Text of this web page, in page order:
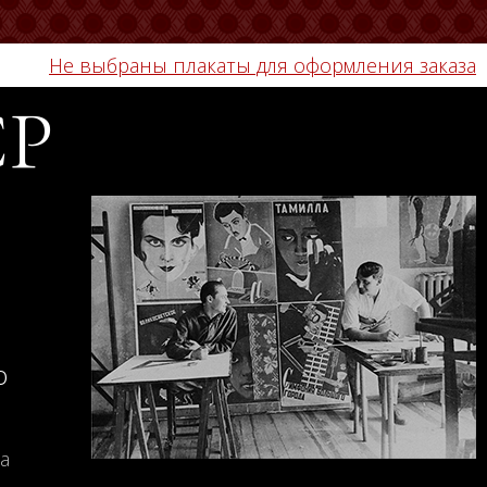
Не выбраны плакаты для оформления заказа